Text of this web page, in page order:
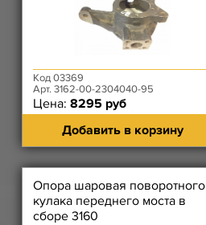
Код 03369
Арт. 3162-00-2304040-95
Цена: 8295 руб
Добавить в корзину
Опора шаровая поворотного
кулака переднего моста в
сборе 3160